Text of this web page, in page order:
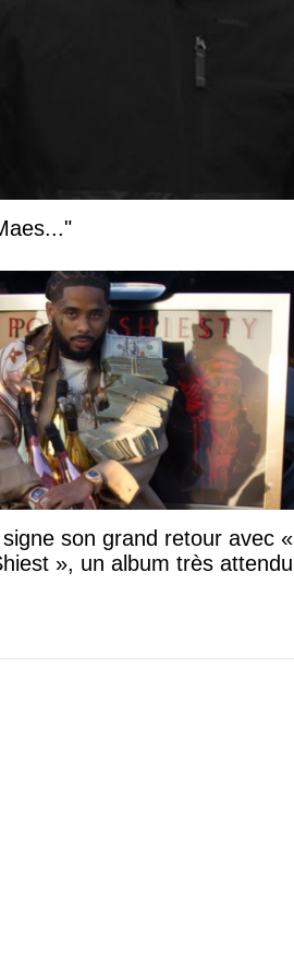
son grand retour avec «
», un album très attendu